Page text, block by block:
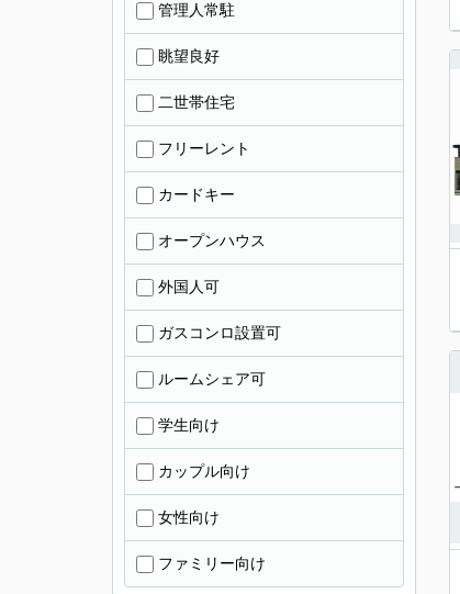
管理人常駐
眺望良好
二世帯住宅
フリーレント
カードキー
オープンハウス
外国人可
ガスコンロ設置可
ルームシェア可
学生向け
カップル向け
女性向け
ファミリー向け